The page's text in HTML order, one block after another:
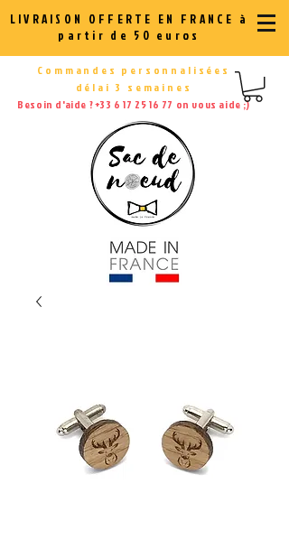
LIVRAISON OFFERTE EN FRANCE à
partir de 50 euros
Commandes personnalisées
délai 3 semaines
Besoin d'aide ?+33 6 17 25 16 77 on vous aide ;)